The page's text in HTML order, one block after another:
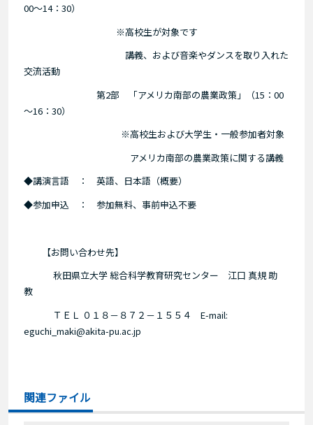
00～14：30）
※高校生が対象です
講義、および音楽やダンスを取り入れた
交流活動
第2部 「アメリカ南部の農業政策」（15：00
～16：30）
※高校生および大学生・一般参加者対象
アメリカ南部の農業政策に関する講義
◆講演言語 ： 英語、日本語（概要）
◆参加申込 ： 参加無料、事前申込不要
【お問い合わせ先】
秋田県立大学 総合科学教育研究センター 江口 真規 助
教
ＴＥＬ ０１８－８７２－１５５４ E-mail:
eguchi_maki@akita-pu.ac.jp
関連ファイル